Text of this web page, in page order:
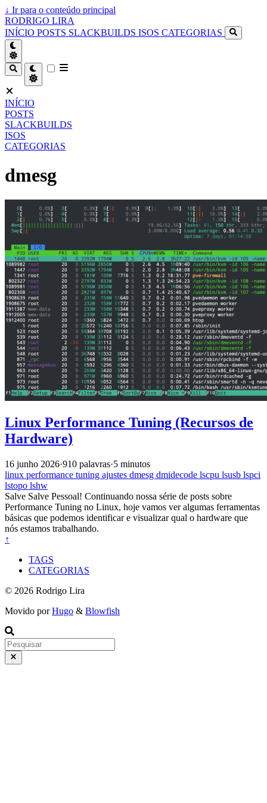
↓ Ir para o conteúdo principal
RODRIGO LIRA
INÍCIO POSTS SLACKBUILDS ISOS CATEGORIAS
INÍCIO
POSTS
SLACKBUILDS
ISOS
CATEGORIAS
dmesg
Linux Performance Tuning (Recursos de
Hardware)
16 junho 2026·910 palavras·5 minutos
linux performance tuning ajustes dmesg dmidecode lscpu lsusb lspci
lstopo lshw
Salve Salve Pessoal! Continuando nossa série de posts sobre
Performance Tuning no Linux, hoje vamos ver algumas ferramentas
básicas que podemos identificar e visualizar qual o hardware que
nós estamos trabalhando.
↑
TAGS
CATEGORIAS
© 2026 Rodrigo Lira
Movido porHugo & Blowfish